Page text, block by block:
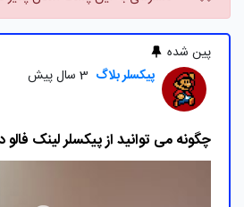
پین شده
پیکسلر بلاگ 3 سال پیش
چگونه می توانید از پیکسلر لینک